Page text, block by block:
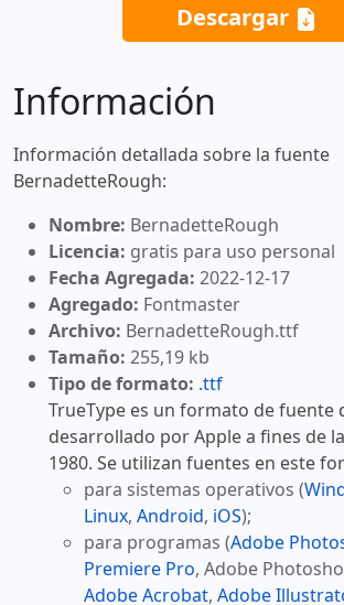
Descargar
Información
Información detallada sobre la fuente
BernadetteRough:
Nombre: BernadetteRough
Licencia: gratis para uso personal
Fecha Agregada: 2022-12-17
Agregado: Fontmaster
Archivo: BernadetteRough.ttf
Tamaño: 255,19 kb
Tipo de formato: .ttf
TrueType es un formato de fuente
desarrollado por Apple a fines de
1980. Se utilizan fuentes en este
para sistemas operativos (
Linux, Android, iOS);
para programas (Adobe
Premiere Pro, Adobe
Adobe Acrobat, Adobe